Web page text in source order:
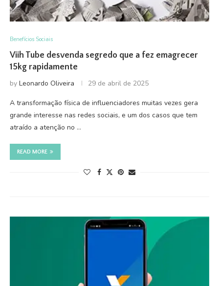
Benefícios Sociais
Viih Tube desvenda segredo que a fez emagrecer
15kg rapidamente
by Leonardo Oliveira 29 de abril de 2025
A transformação física de influenciadores muitas vezes gera
grande interesse nas redes sociais, e um dos casos que tem
atraído a atenção no …
READ MORE